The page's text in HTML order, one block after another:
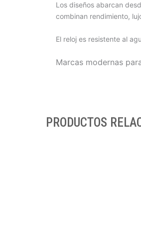
Los diseños abarcan
combinan rendimiento,
El reloj es resistente al
Marcas modernas
PRODUCTOS